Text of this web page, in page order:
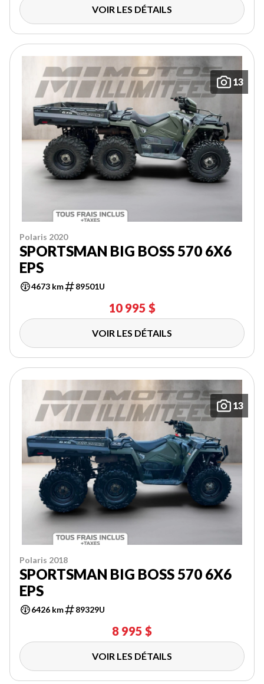
VOIR LES DÉTAILS
13
Polaris 2020
SPORTSMAN BIG BOSS 570 6X6
EPS
4673 km 89501U
10 995 $
VOIR LES DÉTAILS
13
Polaris 2018
SPORTSMAN BIG BOSS 570 6X6
EPS
6426 km 89329U
8 995 $
VOIR LES DÉTAILS